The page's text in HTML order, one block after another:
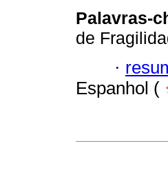
Palavras-
de
·
Espanhol (